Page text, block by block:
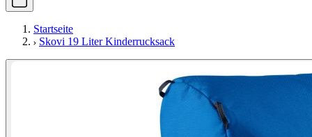
Startseite
Skovi 19 Liter Kinderrucksack